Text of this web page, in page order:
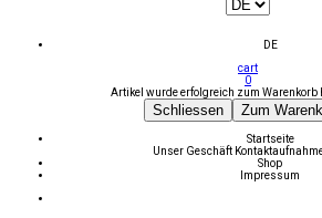
DE
cart
0
Artikel wurde erfolgreich zum Warenkorb
Schliessen Zum
Startseite
Unser Geschäft
Shop
Impressum